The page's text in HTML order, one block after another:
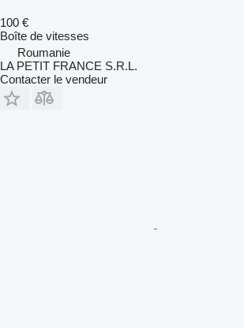
100 €
Boîte de vitesses
Roumanie
LA PETIT FRANCE S.R.L.
Contacter le vendeur